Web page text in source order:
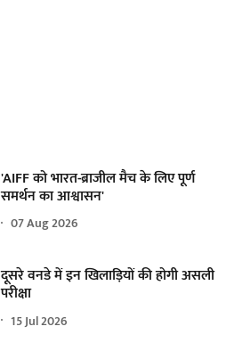
'AIFF को भारत-ब्राजील मैच के लिए पूर्ण
समर्थन का आश्वासन'
07 Aug 2026
दूसरे वनडे में इन खिलाड़ियों की होगी असली
परीक्षा
15 Jul 2026